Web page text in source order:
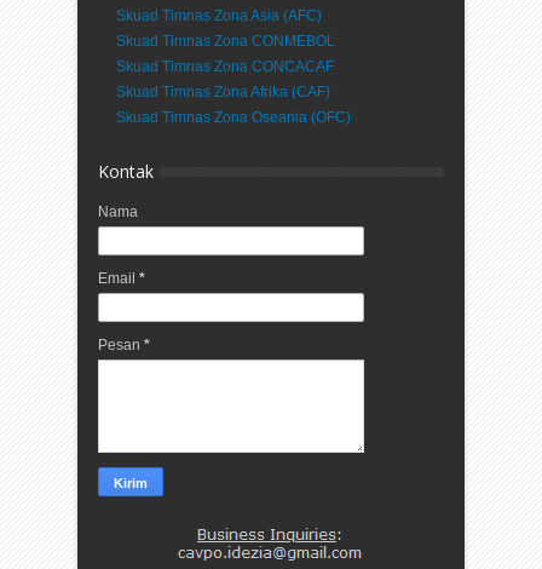
Skuad Timnas Zona Asia (AFC)
Skuad Timnas Zona CONMEBOL
Skuad Timnas Zona CONCACAF
Skuad Timnas Zona Afrika (CAF)
Skuad Timnas Zona Oseania (OFC)
Kontak
Nama
Email *
Pesan *